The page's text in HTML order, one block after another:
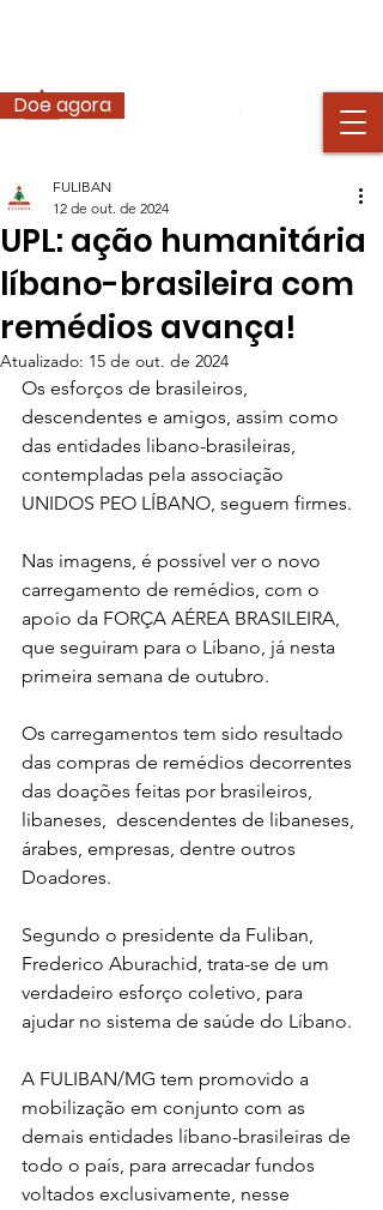
Doe agora
UPL: ação humanitária
líbano-brasileira com
remédios avança!
FULIBAN
12 de out. de 2024
Atualizado: 15 de out. de 2024
Os esforços de brasileiros,
descendentes e amigos, assim como
das entidades libano-brasileiras,
contempladas pela associação
UNIDOS PEO LÍBANO, seguem firmes.
Nas imagens, é possível ver o novo
carregamento de remédios, com o
apoio da FORÇA AÉREA BRASILEIRA,
que seguiram para o Líbano, já nesta
primeira semana de outubro.
Os carregamentos tem sido resultado
das compras de remédios decorrentes
das doações feitas por brasileiros,
libaneses,  descendentes de libaneses,
árabes, empresas, dentre outros
Doadores.
Segundo o presidente da Fuliban,
Frederico Aburachid, trata-se de um
verdadeiro esforço coletivo, para
ajudar no sistema de saúde do Líbano.
A FULIBAN/MG tem promovido a
mobilização em conjunto com as
demais entidades líbano-brasileiras de
todo o país, para arrecadar fundos
voltados exclusivamente, nesse